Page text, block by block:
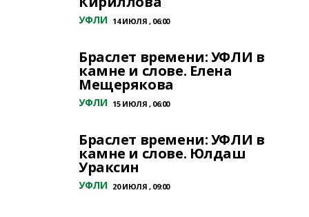
УФЛИ 14 ИЮЛЯ , 06:00
Браслет времени: УФЛИ в
камне и слове. Елена
Мещерякова
УФЛИ 15 ИЮЛЯ , 06:00
Браслет времени: УФЛИ в
камне и слове. Юлдаш
Ураксин
УФЛИ 20 ИЮЛЯ , 09:00